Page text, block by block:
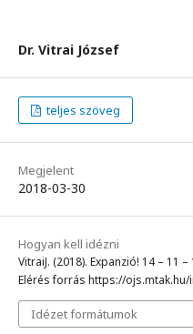
Dr. Vitrai József
teljes szöveg
Megjelent
2018-03-30
Hogyan kell idézni
VitraiJ. (2018). Expanzió! 14 – 11 –
Elérés forrás https://
Idézet formátumok